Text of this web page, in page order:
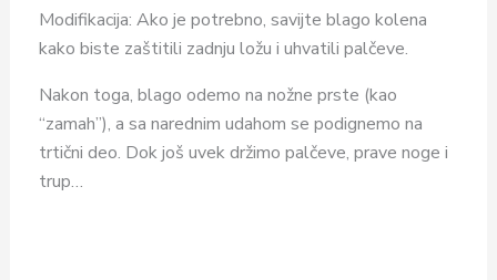
Modifikacija: Ako je potrebno, savijte blago kolena
kako biste zaštitili zadnju ložu i uhvatili palčeve.
Nakon toga, blago odemo na nožne prste (kao
“zamah”), a sa narednim udahom se podignemo na
trtični deo. Dok još uvek držimo palčeve, prave noge i
trup…